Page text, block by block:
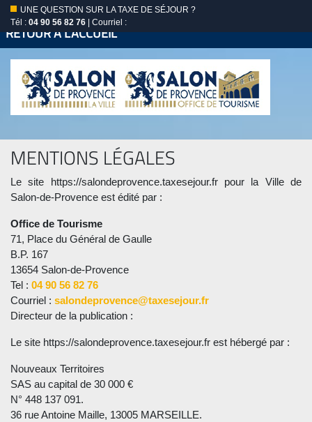
UNE QUESTION SUR LA TAXE DE SÉJOUR ?
Tél : 04 90 56 82 76 | Courriel :
RETOUR À L'ACCUEIL
MENTIONS LÉGALES
Le site https://salondeprovence.taxesejour.fr pour la Ville de
Salon-de-Provence est édité par :
Office de Tourisme
71, Place du Général de Gaulle
B.P. 167
13654 Salon-de-Provence
Tel : 04 90 56 82 76
Courriel : salondeprovence@taxesejour.fr
Directeur de la publication :
Le site https://salondeprovence.taxesejour.fr est hébergé par :
Nouveaux Territoires
SAS au capital de 30 000 €
N° 448 137 091.
36 rue Antoine Maille, 13005 MARSEILLE.